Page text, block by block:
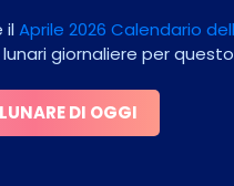
il Aprile 2026 Calendario
giornaliere per
DI OGGI